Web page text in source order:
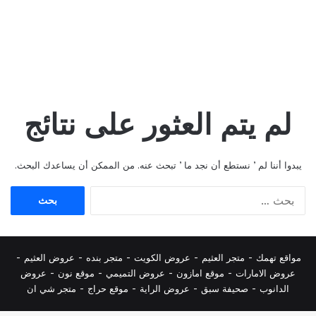
لم يتم العثور على نتائج
يبدوا أننا لم ’ نستطع أن نجد ما ’ تبحث عنه. من الممكن أن يساعدك البحث.
مواقع تهمك - متجر العثيم - عروض الكويت - متجر بنده - عروض العثيم -
عروض الامارات - موقع امازون - عروض التميمي - موقع نون - عروض
الدانوب - صحيفة سبق - عروض الراية - موقع حراج - متجر شي ان